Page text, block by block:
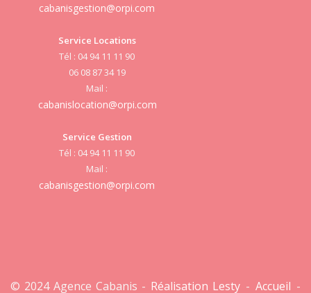
cabanisgestion@orpi.com
Service Locations
Tél : 04 94 11 11 90
06 08 87 34 19
Mail :
cabanislocation@orpi.com
Service Gestion
Tél : 04 94 11 11 90
Mail :
cabanisgestion@orpi.com
© 2024 Agence Cabanis - Réalisation Lesty - Accueil -